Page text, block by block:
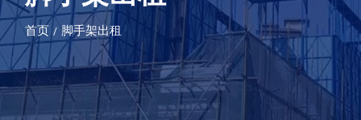
首页 / 脚手架出租